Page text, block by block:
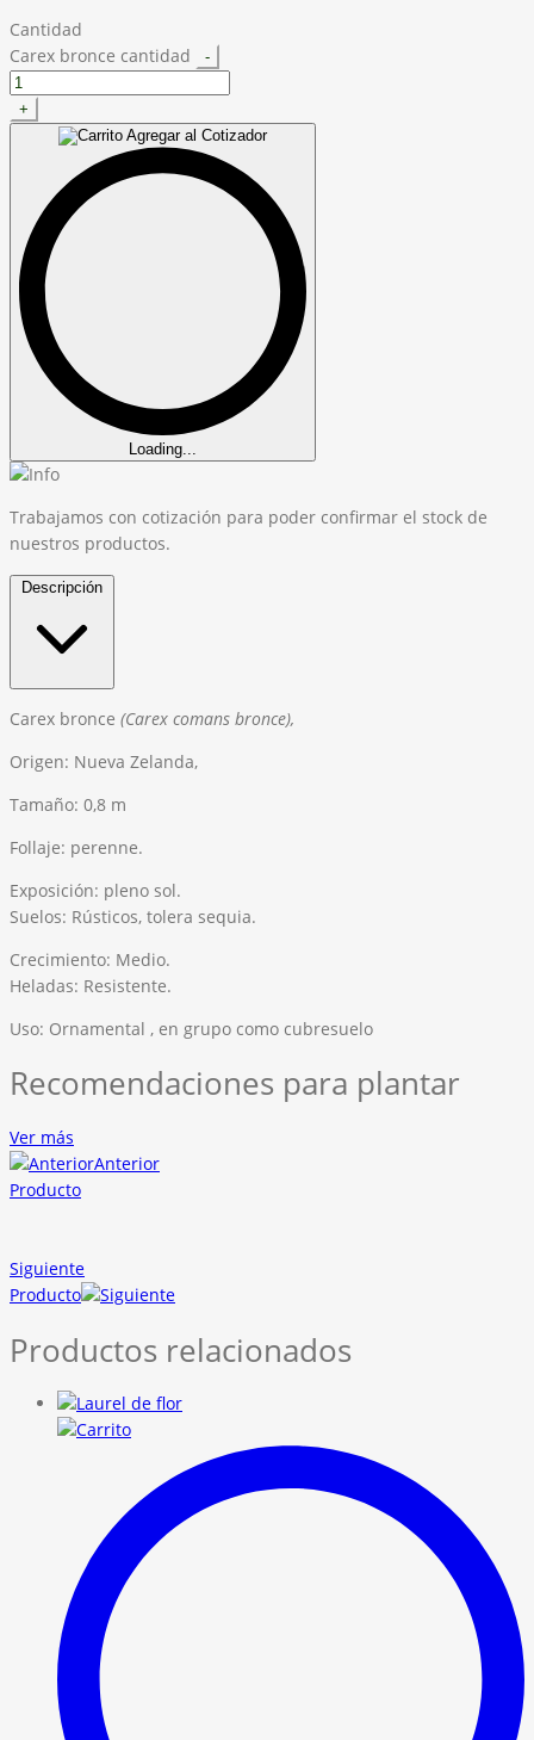
Cantidad
Carex bronce cantidad
-
+
Agregar al Cotizador
Loading...
Trabajamos con cotización para poder confirmar el stock de
nuestros productos.
Descripción
Carex bronce (Carex comans bronce),
Origen: Nueva Zelanda,
Tamaño: 0,8 m
Follaje: perenne.
Exposición: pleno sol.
Suelos: Rústicos, tolera sequia.
Crecimiento: Medio.
Heladas: Resistente.
Uso: Ornamental , en grupo como cubresuelo
Recomendaciones para plantar
Ver más
Anterior
Producto
Siguiente
Producto
Productos relacionados